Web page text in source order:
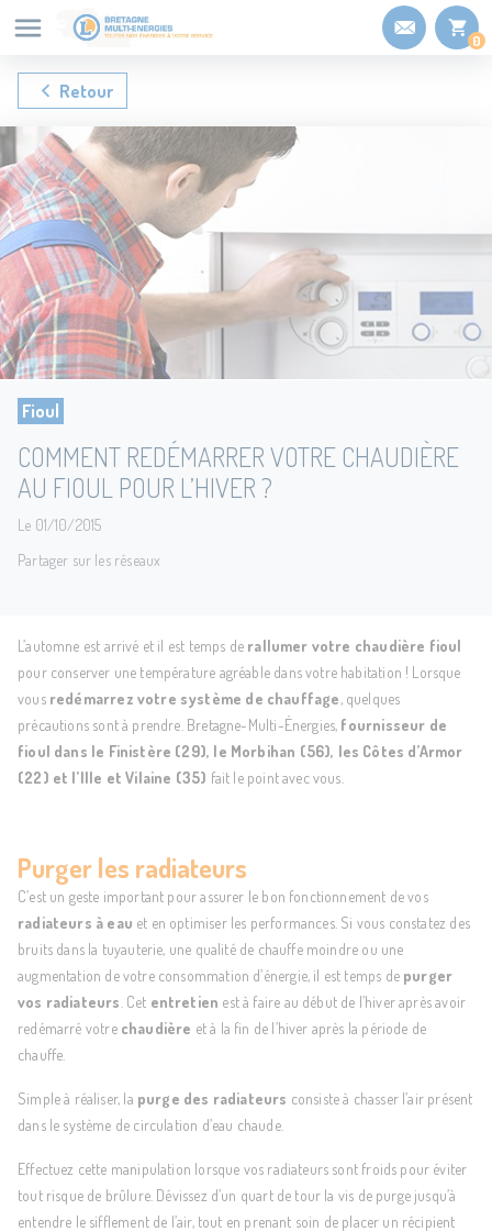
0
Retour
Fioul
COMMENT REDÉMARRER VOTRE CHAUDIÈRE
AU FIOUL POUR L’HIVER ?
Le 01/10/2015
Partager sur les réseaux
L’automne est arrivé et il est temps de rallumer votre chaudière fioul
pour conserver une température agréable dans votre habitation ! Lorsque
vous redémarrez votre système de chauffage, quelques
précautions sont à prendre. Bretagne-Multi-Énergies, fournisseur de
fioul dans le Finistère (29), le Morbihan (56), les Côtes d’Armor
(22) et l’Ille et Vilaine (35) fait le point avec vous.
Purger les radiateurs
C’est un geste important pour assurer le bon fonctionnement de vos
radiateurs à eau et en optimiser les performances. Si vous constatez des
bruits dans la tuyauterie, une qualité de chauffe moindre ou une
augmentation de votre consommation d’énergie, il est temps de purger
vos radiateurs . Cet entretien est à faire au début de l’hiver après avoir
redémarré votre chaudière et à la fin de l’hiver après la période de
chauffe.
Simple à réaliser, la purge des radiateurs consiste à chasser l’air présent
dans le système de circulation d’eau chaude.
Effectuez cette manipulation lorsque vos radiateurs sont froids pour éviter
tout risque de brûlure. Dévissez d’un quart de tour la vis de purge jusqu’à
entendre le sifflement de l’air, tout en prenant soin de placer un récipient